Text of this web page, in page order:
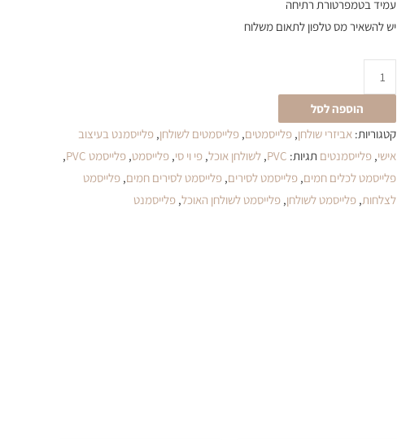
עמיד בטמפרטורת רתיחה
יש להשאיר מס טלפון לתאום משלוח
הוספה לסל
קטגוריות:אביזרי שולחן,פלייסמטים,פלייסמטים לשולחן,פלייסמנט בעיצוב
אישי,פלייסמנטים תגיות: PVC
,לשולחן אוכל,פי וי סי,פלייסמט,פלייסמט PVC
,
פלייסמט לכלים חמים,פלייסמט לסירים,פלייסמט לסירים חמים,פלייסמט
לצלחות,פלייסמט לשולחן,פלייסמט לשולחן האוכל,פלייסמנט